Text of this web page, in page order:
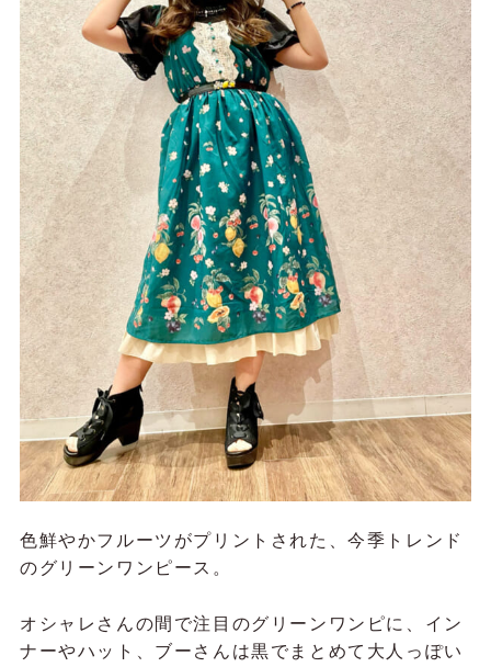
色鮮やかフルーツがプリントされた、今季トレンド
のグリーンワンピース。
オシャレさんの間で注目のグリーンワンピに、イン
ナーやハット、ブーさんは黒でまとめて大人っぽい